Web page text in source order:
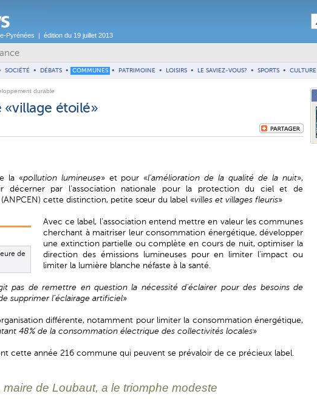
Pyrénées | édition du 19 juillet 2013
SOCIÉTÉ • DÉBATS • COMMUNES • PATRIMOINE • LOISIRS • LE SAVIEZ-VOUS? • SPORTS • CULTURE
durable
«village étoilé»
de
la «pollution lumineuse» et pour «l’amélioration de la qualité de la nuit»,
décerner par l’association nationale pour la protection du ciel et de
cette distinction, petite sœur du label «villes et villages fleuris»
Avec ce label, l’association entend mettre en valeur les communes
cherchant à maitriser leur consommation énergétique, développer
une extinction partielle ou complète en cours de nuit, optimiser la
direction des émissions lumineuses pour en limiter l’impact ou
limiter la lumière blanche néfaste à la santé.
pas de remettre en question la nécessité d’éclairer pour des besoins de
supprimer l’éclairage artificiel»
différente, notamment pour limiter la consommation énergétique,
48% de la consommation électrique des collectivités locales»
cette année 216 commune qui peuvent se prévaloir de ce précieux label.
de Loubaut, a le triomphe modeste